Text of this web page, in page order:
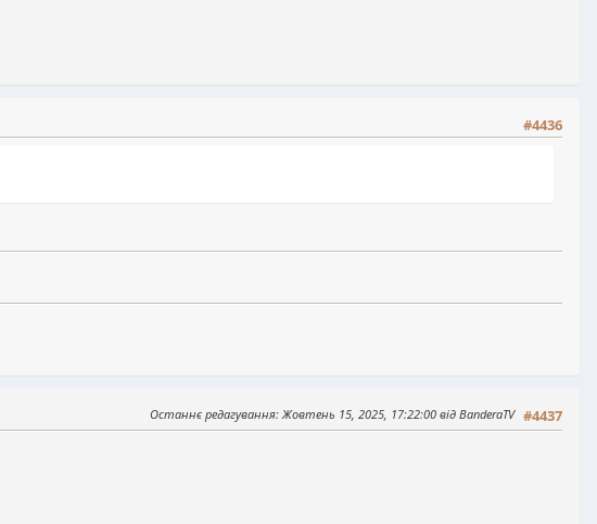
#4436
#4437
Останнє редагування: Жовтень 15, 2025, 17:22:00 від BanderaTV